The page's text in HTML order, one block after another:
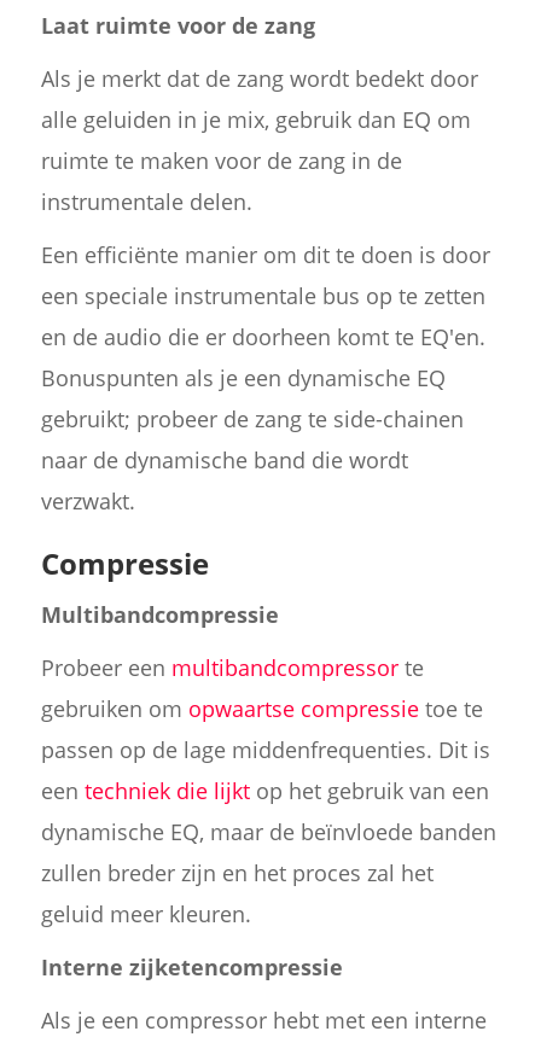
Laat ruimte voor de zang
Als je merkt dat de zang wordt bedekt door
alle geluiden in je mix, gebruik dan EQ om
ruimte te maken voor de zang in de
instrumentale delen.
Een efficiënte manier om dit te doen is door
een speciale instrumentale bus op te zetten
en de audio die er doorheen komt te EQ'en.
Bonuspunten als je een dynamische EQ
gebruikt; probeer de zang te side-chainen
naar de dynamische band die wordt
verzwakt.
Compressie
Multibandcompressie
Probeer een multibandcompressorte
gebruiken om opwaartse compressietoe te
passen op de lage middenfrequenties. Dit is
een techniek die lijktop het gebruik van een
dynamische EQ, maar de beïnvloede banden
zullen breder zijn en het proces zal het
geluid meer kleuren.
Interne zijketencompressie
Als je een compressor hebt met een interne